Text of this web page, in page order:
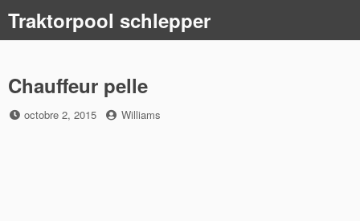
content
Traktorpool schlepper
Chauffeur pelle
Posted
octobre 2, 2015 by
Williams